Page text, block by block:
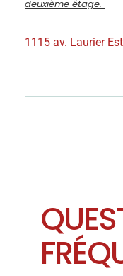
deuxième étage.
1115 av. Laurier